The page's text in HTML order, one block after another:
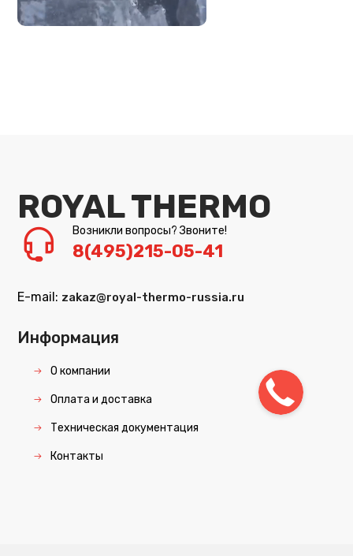
ROYAL THERMO
Возникли вопросы? Звоните!
8(495)215-05-41
E-mail: zakaz@royal-thermo-russia.ru
Информация
О компании
Оплата и доставка
Техническая документация
Контакты